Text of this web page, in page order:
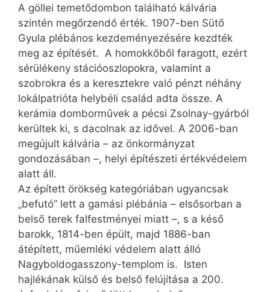
A göllei temetődombon található kálvária
szintén megőrzendő érték. 1907-ben Sütő
Gyula plébános kezdeményezésére kezdték
meg az építését. A homokkőből faragott, ezért
sérülékeny stációoszlopokra, valamint a
szobrokra és a keresztekre való pénzt néhány
lokálpatrióta helybéli család adta össze. A
kerámia domborművek a pécsi Zsolnay-gyárból
kerültek ki, s dacolnak az idővel. A 2006-ban
megújult kálvária – az önkormányzat
gondozásában –, helyi építészeti értékvédelem
alatt áll.
Az épített örökség kategóriában ugyancsak
„befutó” lett a gamási plébánia – elsősorban a
belső terek falfestményei miatt –, s a késő
barokk, 1814-ben épült, majd 1886-ban
átépített, műemléki védelem alatt álló
Nagyboldogasszony-templom is. Isten
hajlékának külső és belső felújítása a 200.